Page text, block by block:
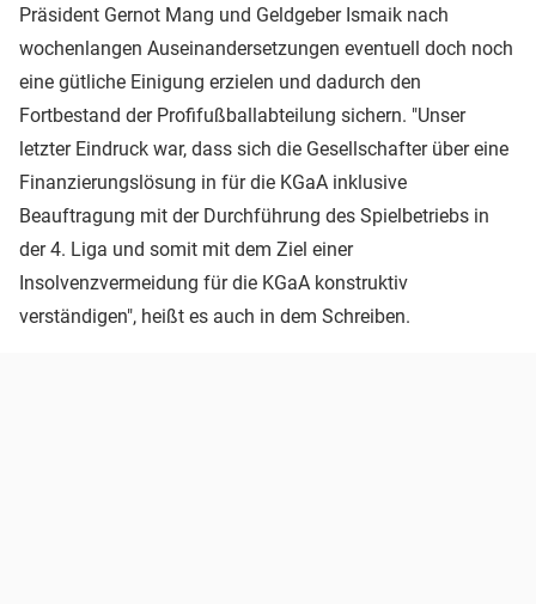
Präsident Gernot Mang und Geldgeber Ismaik nach
wochenlangen Auseinandersetzungen eventuell doch noch
eine gütliche Einigung erzielen und dadurch den
Fortbestand der Profifußballabteilung sichern. "Unser
letzter Eindruck war, dass sich die Gesellschafter über eine
Finanzierungslösung in für die KGaA inklusive
Beauftragung mit der Durchführung des Spielbetriebs in
der 4. Liga und somit mit dem Ziel einer
Insolvenzvermeidung für die KGaA konstruktiv
verständigen", heißt es auch in dem Schreiben.